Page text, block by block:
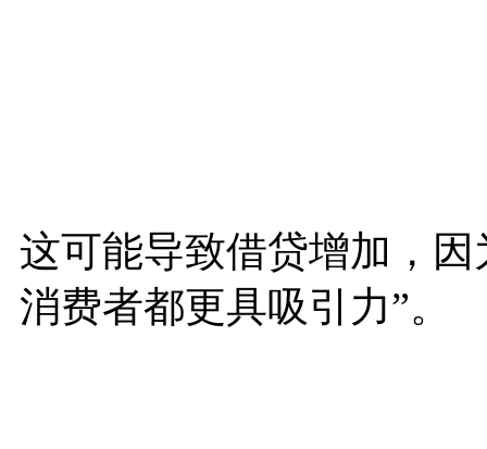
这可能导致借贷增加，
消费者都更具吸引力”。